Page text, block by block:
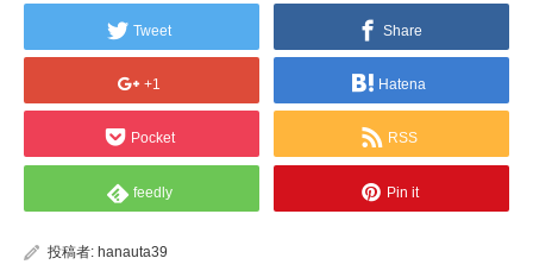
Tweet Share
+1 Hatena
Pocket RSS
feedly Pin it
投稿者: hanauta39